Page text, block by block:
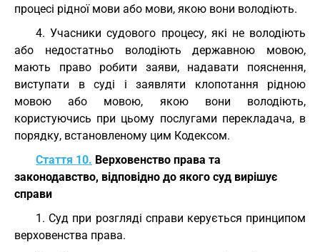
процесі рідної мови або мови, якою вони володіють.
4. Учасники судового процесу, які не володіють
або недостатньо володіють державною мовою,
мають право робити заяви, надавати пояснення,
виступати в суді і заявляти клопотання рідною
мовою або мовою, якою вони володіють,
користуючись при цьому послугами перекладача, в
порядку, встановленому цим Кодексом.
Стаття 10. Верховенство права та
законодавство, відповідно до якого суд вирішує
справи
1. Суд при розгляді справи керується принципом
верховенства права.